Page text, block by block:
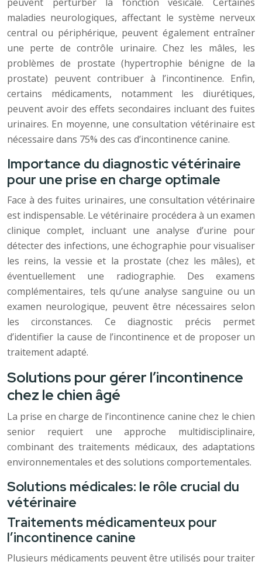
maladies neurologiques, affectant le système nerveux
central ou périphérique, peuvent également entraîner
une perte de contrôle urinaire. Chez les mâles, les
problèmes de prostate (hypertrophie bénigne de la
prostate) peuvent contribuer à l’incontinence. Enfin,
certains médicaments, notamment les diurétiques,
peuvent avoir des effets secondaires incluant des fuites
urinaires. En moyenne, une consultation vétérinaire est
nécessaire dans 75% des cas d’incontinence canine.
Importance du diagnostic vétérinaire
pour une prise en charge optimale
Face à des fuites urinaires, une consultation vétérinaire
est indispensable. Le vétérinaire procédera à un examen
clinique complet, incluant une analyse d’urine pour
détecter des infections, une échographie pour visualiser
les reins, la vessie et la prostate (chez les mâles), et
éventuellement une radiographie. Des examens
complémentaires, tels qu’une analyse sanguine ou un
examen neurologique, peuvent être nécessaires selon
les circonstances. Ce diagnostic précis permet
d’identifier la cause de l’incontinence et de proposer un
traitement adapté.
Solutions pour gérer l’incontinence
chez le chien âgé
La prise en charge de l’incontinence canine chez le chien
senior requiert une approche multidisciplinaire,
combinant des traitements médicaux, des adaptations
environnementales et des solutions comportementales.
Solutions médicales: le rôle crucial du
vétérinaire
Traitements médicamenteux pour
l’incontinence canine
Plusieurs médicaments peuvent être utilisés pour traiter